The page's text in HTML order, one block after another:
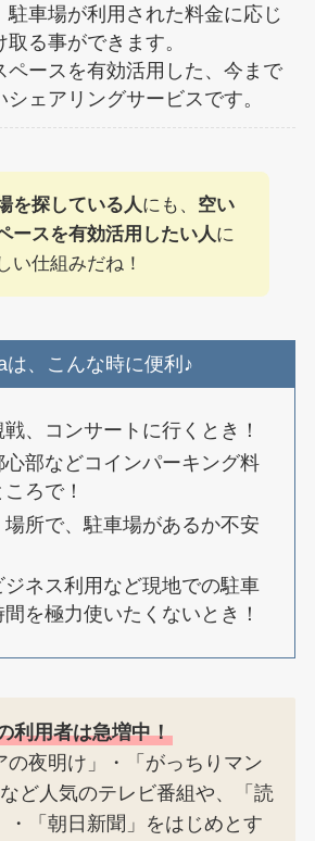
駐車場が利用された料金に応じ
る事ができます。
ペースを有効活用した、今まで
ェアリングサービスです。
を探している人にも、 空い
ースを有効活用したい人に
い仕組みだね！
は、こんな時に便利♪
、コンサートに行くとき！
部などコインパーキング料
ろで！
所で、駐車場があるか不安
ジネス利用など現地での駐車
を極力使いたくないとき！
利用者は急増中！
の夜明け」・「がっちりマン
ど人気のテレビ番組や、「読
・「朝日新聞」をはじめとす